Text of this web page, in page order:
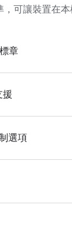
，可讓裝置在
章
援
選項